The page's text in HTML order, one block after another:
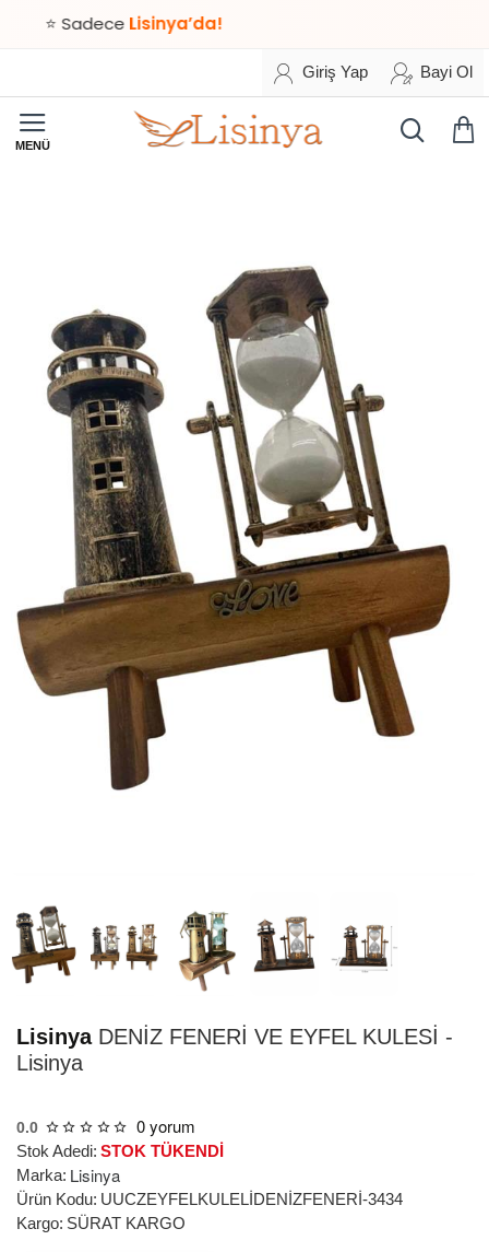
⭐ SadeceLisinya’da!
Giriş Yap Bayi Ol
STOK TÜKENDİ
LisinyaDENİZ FENERİ VE EYFEL KULESİ -
Lisinya
0.0 0 yorum
Stok Adedi: STOK TÜKENDİ
Marka: Lisinya
Ürün Kodu: UUCZEYFELKULELİDENİZFENERİ-3434
Kargo: SÜRAT KARGO